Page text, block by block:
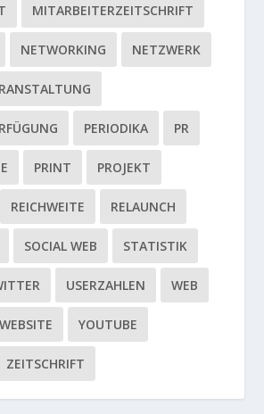
MITARBEITERZEITSCHRIFT
NETWORKING NETZWERK
PERIODIKA PR
PRINT PROJEKT
REICHWEITE RELAUNCH
SOCIAL WEB STATISTIK
USERZAHLEN WEB
WEBSITE YOUTUBE
ZEITSCHRIFT